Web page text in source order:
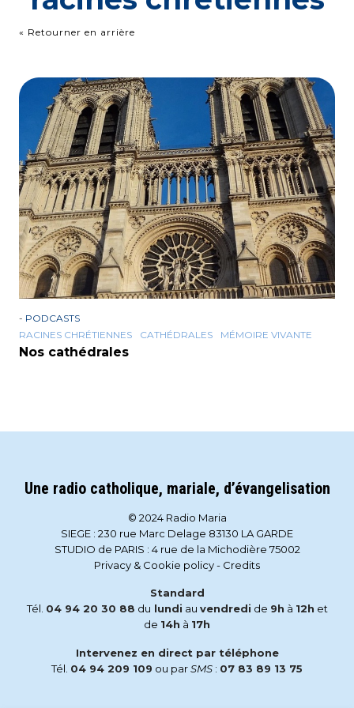
« Retourner en arrière
- PODCASTS
RACINES CHRÉTIENNES
CATHÉDRALES MÉMOIRE VIVANTE
Nos cathédrales
Une radio catholique, mariale, d’évangelisation
© 2024 Radio Maria
SIEGE : 230 rue Marc Delage 83130 LA GARDE
STUDIO de PARIS : 4 rue de la Michodière 75002
Privacy & Cookie policy- Credits
Standard
Tél. 04 94 20 30 88 du lundi au vendredi de 9h à 12h et
de 14h à 17h
Intervenez en direct par téléphone
Tél. 04 94 209 109 ou parSMS : 07 83 89 13 75